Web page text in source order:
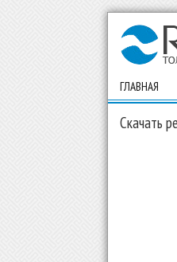
ГЛАВНАЯ
Скачать